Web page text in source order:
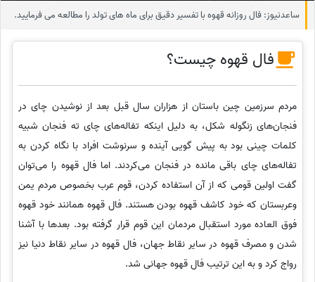
ساعدنیوز: فال روزانه قهوه با تفسیر دقیق برای ماه های تولد را مطالعه می فرمایید.
فال قهوه چیست؟
مردم سرزمین چین باستان از هزاران سال قبل بعد از نوشیدن چای در
فنجان‌های زنگوله شکل، به دلیل اینکه تفاله‌های چای ته فنجان شبیه
کلمات چینی بود به پیش گویی آینده و سرنوشت افراد با نگاه کردن به
تفاله‌های چای باقی مانده در فنجان می‌کردند. اما فال قهوه را می‌توان
گفت اولین قومی که از آن استفاده کردن، قوم عرب بخصوص مردم یمن
وعربستان که خود کاشف قهوه بودن هستند. فال قهوه همانند خود قهوه
فوق العاده مورد استقبال مردمان این قوم قرار گرفته بود. بعدها با آشنا
شدن و مصرف قهوه در سایر نقاط جهان، فال قهوه در سایر نقاط دنیا نیز
رواج کرد و به این ترتیب فال قهوه جهانی شد.